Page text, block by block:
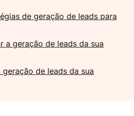
de geração de leads para
a geração de leads da sua
de leads da sua